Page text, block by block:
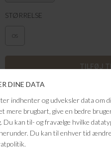
STØRRELSE
OS
FRAGTFRI LEVERING
VED KØB OVER 500,-
RETURRET